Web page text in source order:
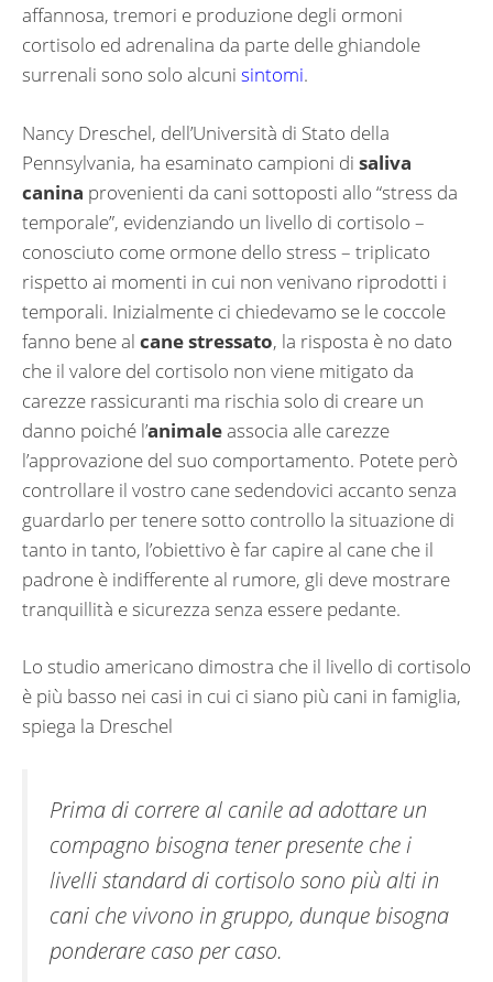
affannosa, tremori e produzione degli ormoni
cortisolo ed adrenalina da parte delle ghiandole
surrenali sono solo alcuni sintomi.
Nancy Dreschel, dell’Università di Stato della
Pennsylvania, ha esaminato campioni di saliva
canina provenienti da cani sottoposti allo “stress da
temporale”, evidenziando un livello di cortisolo –
conosciuto come ormone dello stress – triplicato
rispetto ai momenti in cui non venivano riprodotti i
temporali. Inizialmente ci chiedevamo se le coccole
fanno bene al cane stressato, la risposta è no dato
che il valore del cortisolo non viene mitigato da
carezze rassicuranti ma rischia solo di creare un
danno poiché l’animaleassocia alle carezze
l’approvazione del suo comportamento. Potete però
controllare il vostro cane sedendovici accanto senza
guardarlo per tenere sotto controllo la situazione di
tanto in tanto, l’obiettivo è far capire al cane che il
padrone è indifferente al rumore, gli deve mostrare
tranquillità e sicurezza senza essere pedante.
Lo studio americano dimostra che il livello di cortisolo
è più basso nei casi in cui ci siano più cani in famiglia,
spiega la Dreschel
Prima di correre al canile ad adottare un
compagno bisogna tener presente che i
livelli standard di cortisolo sono più alti in
cani che vivono in gruppo, dunque bisogna
ponderare caso per caso.